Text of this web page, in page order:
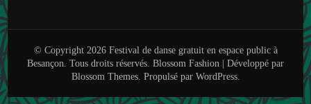
© Copyright 2026 Festival de danse gratuit en espace public à
Besançon. Tous droits réservés. Blossom Fashion | Développé par
Blossom Themes. Propulsé par WordPress.